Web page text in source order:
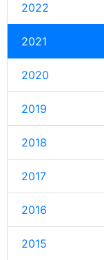
2022
2021
2020
2019
2018
2017
2016
2015